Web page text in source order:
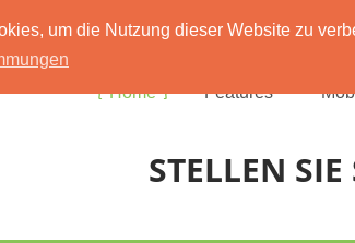
um die Nutzung dieser Website zu
Home Features
STELLEN